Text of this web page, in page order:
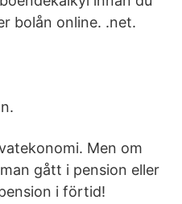
bolån online. .net.
Men om
gått i pension eller
i förtid!